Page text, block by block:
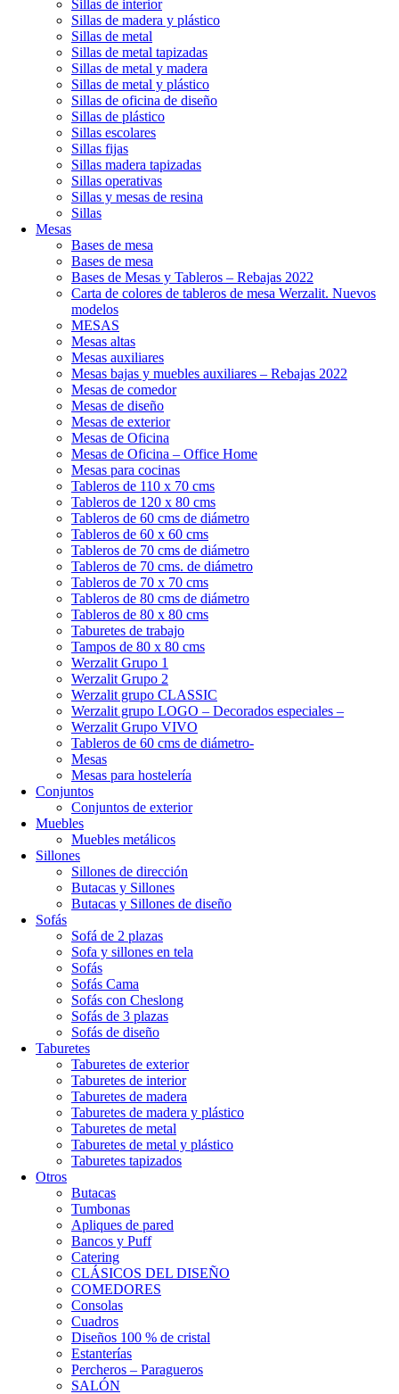
Sillas de interior
Sillas de madera y plástico
Sillas de metal
Sillas de metal tapizadas
Sillas de metal y madera
Sillas de metal y plástico
Sillas de oficina de diseño
Sillas de plástico
Sillas escolares
Sillas fijas
Sillas madera tapizadas
Sillas operativas
Sillas y mesas de resina
Sillas
Mesas
Bases de mesa
Bases de mesa
Bases de Mesas y Tableros – Rebajas 2022
Carta de colores de tableros de mesa Werzalit. Nuevos
modelos
MESAS
Mesas altas
Mesas auxiliares
Mesas bajas y muebles auxiliares – Rebajas 2022
Mesas de comedor
Mesas de diseño
Mesas de exterior
Mesas de Oficina
Mesas de Oficina – Office Home
Mesas para cocinas
Tableros de 110 x 70 cms
Tableros de 120 x 80 cms
Tableros de 60 cms de diámetro
Tableros de 60 x 60 cms
Tableros de 70 cms de diámetro
Tableros de 70 cms. de diámetro
Tableros de 70 x 70 cms
Tableros de 80 cms de diámetro
Tableros de 80 x 80 cms
Taburetes de trabajo
Tampos de 80 x 80 cms
Werzalit Grupo 1
Werzalit Grupo 2
Werzalit grupo CLASSIC
Werzalit grupo LOGO – Decorados especiales –
Werzalit Grupo VIVO
Tableros de 60 cms de diámetro-
Mesas
Mesas para hostelería
Conjuntos
Conjuntos de exterior
Muebles
Muebles metálicos
Sillones
Sillones de dirección
Butacas y Sillones
Butacas y Sillones de diseño
Sofás
Sofá de 2 plazas
Sofa y sillones en tela
Sofás
Sofás Cama
Sofás con Cheslong
Sofás de 3 plazas
Sofás de diseño
Taburetes
Taburetes de exterior
Taburetes de interior
Taburetes de madera
Taburetes de madera y plástico
Taburetes de metal
Taburetes de metal y plástico
Taburetes tapizados
Otros
Butacas
Tumbonas
Apliques de pared
Bancos y Puff
Catering
CLÁSICOS DEL DISEÑO
COMEDORES
Consolas
Cuadros
Diseños 100 % de cristal
Estanterías
Percheros – Paragueros
SALÓN